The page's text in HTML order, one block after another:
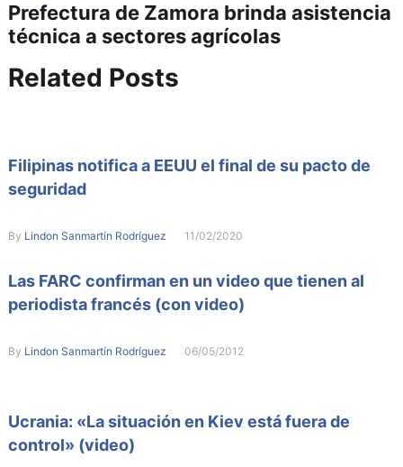
post:
Prefectura de Zamora brinda asistencia
técnica a sectores agrícolas
Related Posts
Filipinas notifica a EEUU el final de su pacto de
seguridad
By Lindon Sanmartín Rodríguez 11/02/2020
Las FARC confirman en un video que tienen al
periodista francés (con video)
By Lindon Sanmartín Rodríguez 06/05/2012
Ucrania: «La situación en Kiev está fuera de
control» (video)